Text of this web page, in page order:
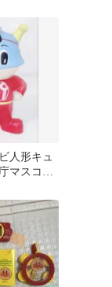
人形キュ
マスコッ